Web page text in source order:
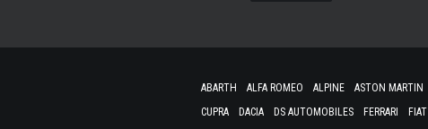
ABARTH ALFA ROMEO ALPINE ASTON MARTIN
CUPRA
DACIA DS AUTOMOBILES FERRARI FIAT